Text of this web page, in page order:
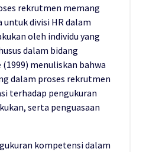
rekrutmen memang
untuk divisi HR dalam
oleh individu yang
dalam bidang
menuliskan bahwa
dalam proses rekrutmen
terhadap pengukuran
serta penguasaan
kompetensi dalam